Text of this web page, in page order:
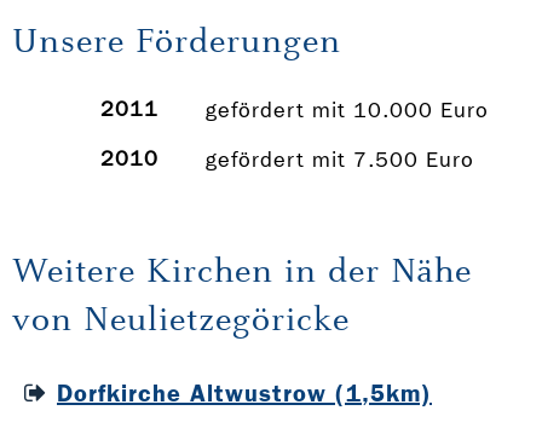
Unsere Förderungen
2011
gefördert mit 10.000 Euro
2010
gefördert mit 7.500 Euro
Weitere Kirchen in der Nähe
von Neulietzegöricke
Dorfkirche Altwustrow (1,5km)